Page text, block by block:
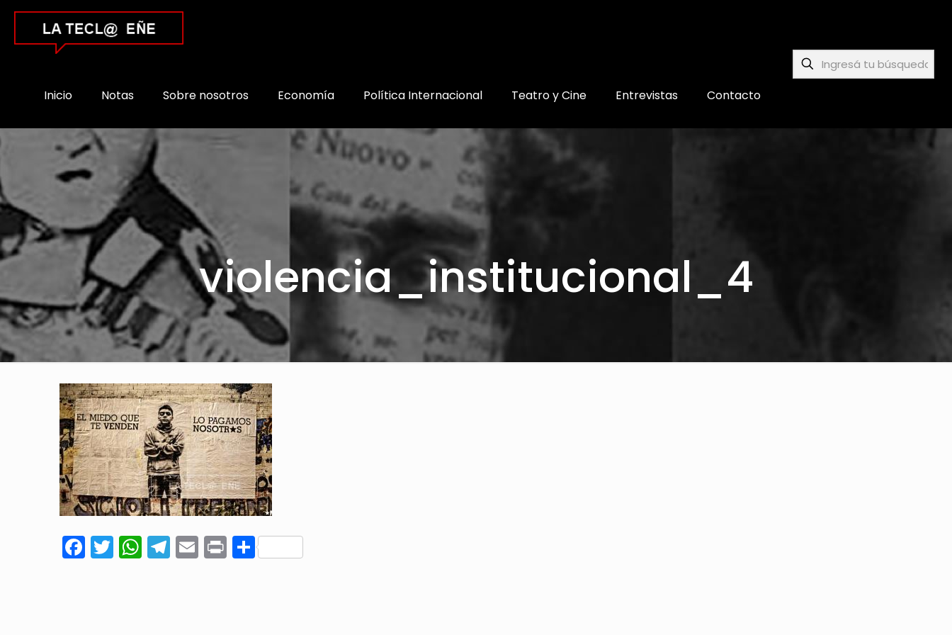
Inicio Notas Sobre nosotros Economía Política Internacional Teatro y Cine Entrevistas Contacto
violencia_institucional_4
Facebook
Twitter
WhatsApp
Telegram
Email
PrintCompartir